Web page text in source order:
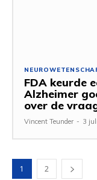
FDA keurde
Alzheimer
over de
Vincent Teunder - 3
1 2